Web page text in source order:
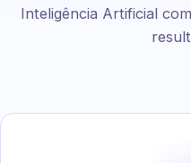
Inteligência Artificial